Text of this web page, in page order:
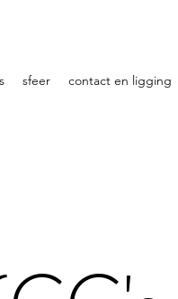
sfeer contact en ligging